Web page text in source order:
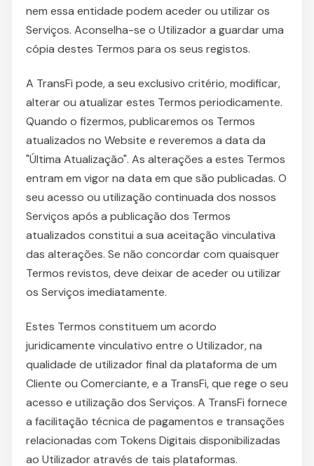
nem essa entidade podem aceder ou utilizar os
Serviços. Aconselha-se o Utilizador a guardar uma
cópia destes Termos para os seus registos.
A TransFi pode, a seu exclusivo critério, modificar,
alterar ou atualizar estes Termos periodicamente.
Quando o fizermos, publicaremos os Termos
atualizados no Website e reveremos a data da
"Última Atualização". As alterações a estes Termos
entram em vigor na data em que são publicadas. O
seu acesso ou utilização continuada dos nossos
Serviços após a publicação dos Termos
atualizados constitui a sua aceitação vinculativa
das alterações. Se não concordar com quaisquer
Termos revistos, deve deixar de aceder ou utilizar
os Serviços imediatamente.
Estes Termos constituem um acordo
juridicamente vinculativo entre o Utilizador, na
qualidade de utilizador final da plataforma de um
Cliente ou Comerciante, e a TransFi, que rege o seu
acesso e utilização dos Serviços. A TransFi fornece
a facilitação técnica de pagamentos e transações
relacionadas com Tokens Digitais disponibilizadas
ao Utilizador através de tais plataformas.